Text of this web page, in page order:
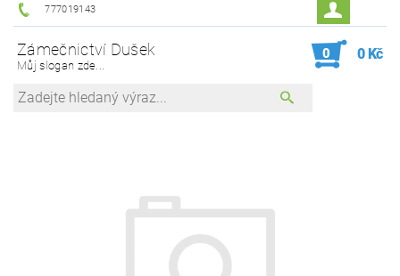
777019143
Zámečnictví Dušek
Můj slogan zde...
0 0 Kč